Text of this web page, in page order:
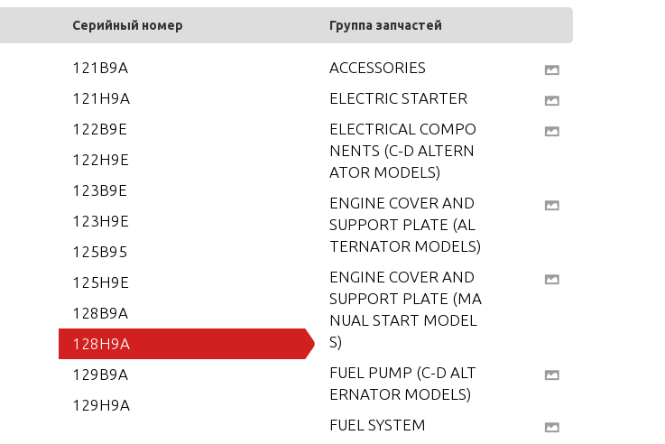
Серийный номер Группа запчастей
121B9A
121H9A
122B9E
122H9E
123B9E
123H9E
125B95
125H9E
128B9A
128H9A
129B9A
129H9A
ACCESSORIES
ELECTRIC STARTER
ELECTRICAL COMPO
NENTS (C-D ALTERN
ATOR MODELS)
ENGINE COVER AND
SUPPORT PLATE (AL
TERNATOR MODELS)
ENGINE COVER AND
SUPPORT PLATE (MA
NUAL START MODEL
S)
FUEL PUMP (C-D ALT
ERNATOR MODELS)
FUEL SYSTEM